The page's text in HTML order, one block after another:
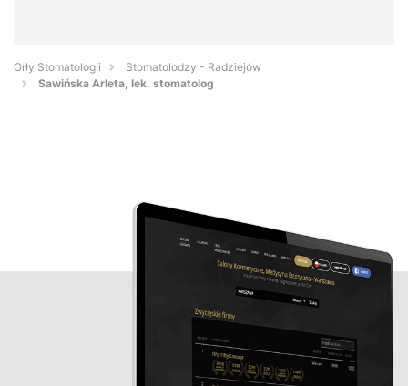
Orły Stomatologii
Stomatolodzy - Radziejów
Sawińska Arleta, lek. stomatolog